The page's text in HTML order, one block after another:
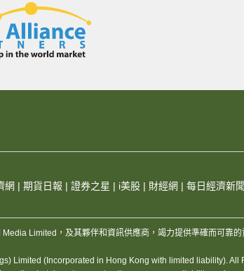
網 | 期貨日報 | 證券之星 | i美股 | 財經網 | 每日經濟新聞
Limited，及其夥伴和資訊供應商，竭力提供準確而可靠
Limited (Incorporated in Hong Kong with limited liability). All